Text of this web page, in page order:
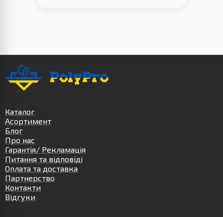
Каталог
Асортимент
Блог
Про нас
Гарантія/ Рекламація
Питання та відповіді
Оплата та доставка
Партнерство
Контакти
Відгуки